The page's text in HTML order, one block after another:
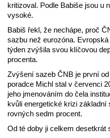
kritizoval. Podle Babiše jsou u
vysoké.
Babiš řekl, že nechápe, proč
sazbu než eurozóna.
týden zvýšila svou klíčovou
procenta.
Zvýšení sazeb ČNB je první
poradce Michl stal v červenci
jeho jmenováním do čela
kvůli energetické krizi základní
rovných sedm procent.
Od té doby ji celkem desetkrát